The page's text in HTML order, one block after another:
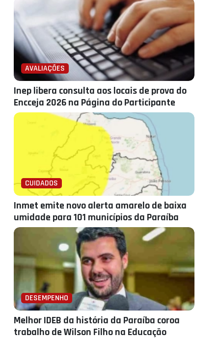
AVALIAÇÕES
Inep libera consulta aos locais de prova do
Encceja 2026 na Página do Participante
CUIDADOS
Inmet emite novo alerta amarelo de baixa
umidade para 101 municípios da Paraíba
DESEMPENHO
Melhor IDEB da história da Paraíba coroa
trabalho de Wilson Filho na Educação